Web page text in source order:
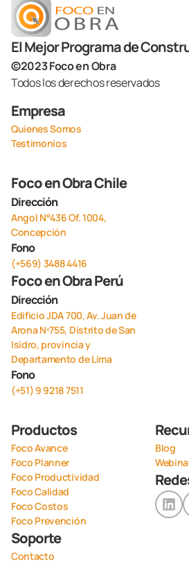
El Mejor Programa de
©2023 Foco en Obra
Todos los derechos reservados
Empresa
Quienes Somos
Testimonios
Foco en Obra Chile
Dirección
Angol N°436 Of. 1004,
Concepción
Fono
(+569) 3488 4416
Foco en Obra Perú
Dirección
Edificio JDA 700, Av. Juan de
Arona Nº755, Distrito de San
Isidro, provincia y
Departamento de Lima
Fono
(+51) 9 9218 7511
Productos
Foco Avance
Foco Planner
Foco Productividad
Foco Calidad
Foco Costos
Foco Prevención
Soporte
Contacto
Blog